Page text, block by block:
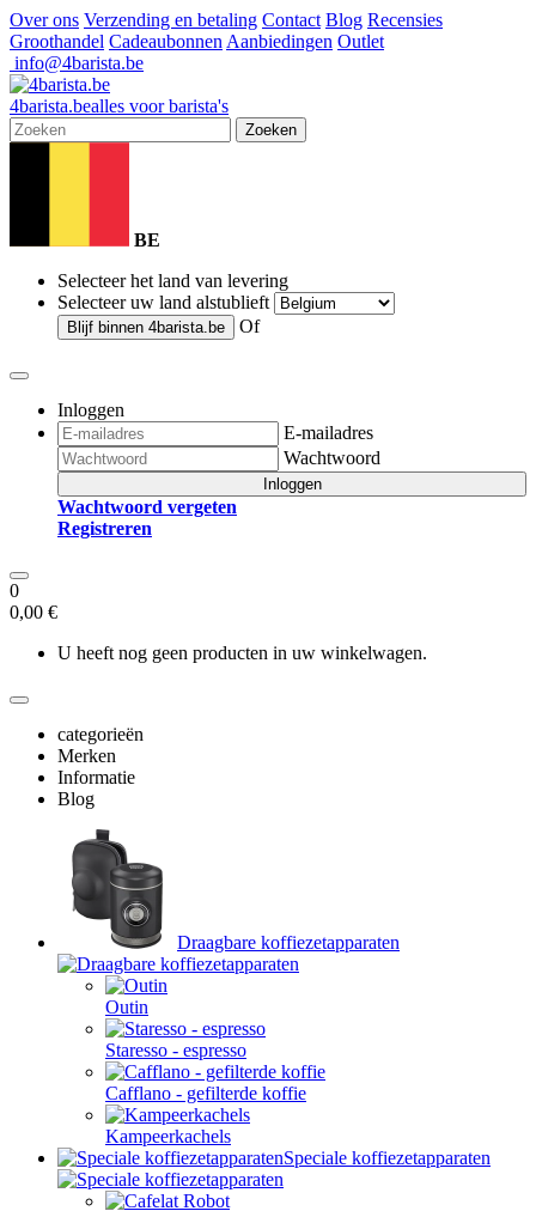
Over ons Verzending en betaling Contact Blog Recensies
Groothandel Cadeaubonnen Aanbiedingen Outlet
info@4barista.be
4barista.bealles voor barista's
Zoeken
BE
Selecteer het land van levering
Selecteer uw land alstublieft
Blijf binnen 4barista.be Of
Inloggen
E-mailadres
Wachtwoord
Inloggen
Wachtwoord vergeten
Registreren
0
0,00 €
U heeft nog geen producten in uw winkelwagen.
categorieën
Merken
Informatie
Blog
Draagbare koffiezetapparaten
Outin
Staresso - espresso
Cafflano - gefilterde koffie
Kampeerkachels
Speciale koffiezetapparaten